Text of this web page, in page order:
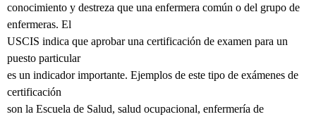
conocimiento y destreza que una enfermera común o del grupo de
enfermeras. El
USCIS indica que aprobar una certificación de examen para un
puesto particular
es un indicador importante. Ejemplos de este tipo de exámenes de
certificación
son la Escuela de Salud, salud ocupacional, enfermería de